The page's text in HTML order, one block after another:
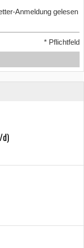
Anmeldung gelesen
* Pflichtfeld
d)